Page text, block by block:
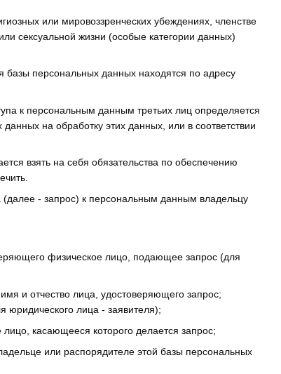
или мировоззренческих убеждениях, членстве
сексуальной жизни (особые категории данных)
персональных данных находятся по адресу
к персональным данным третьих лиц определяется
на обработку этих данных, или в соответствии
взять на себя обязательства по обеспечению
- запрос) к персональным данным владельцу
физическое лицо, подающее запрос (для
и отчество лица, удостоверяющего запрос;
юридического лица - заявителя);
касающееся которого делается запрос;
или распорядителе этой базы персональных